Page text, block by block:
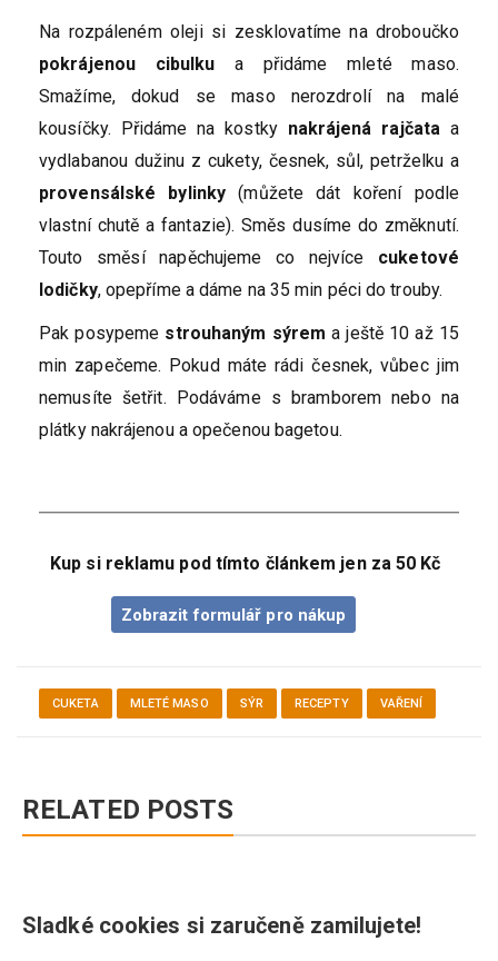
Na rozpáleném oleji si zesklovatíme na droboučko
pokrájenou cibulku a přidáme mleté maso.
Smažíme, dokud se maso nerozdrolí na malé
kousíčky. Přidáme na kostky nakrájená rajčata a
vydlabanou dužinu z cukety, česnek, sůl, petrželku a
provensálské bylinky (můžete dát koření podle
vlastní chutě a fantazie). Směs dusíme do změknutí.
Touto směsí napěchujeme co nejvíce cuketové
lodičky, opepříme a dáme na 35 min péci do trouby.
Pak posypeme strouhaným sýrem a ještě 10 až 15
min zapečeme. Pokud máte rádi česnek, vůbec jim
nemusíte šetřit. Podáváme s bramborem nebo na
plátky nakrájenou a opečenou bagetou.
Kup si reklamu pod tímto článkem jen za 50 Kč
Zobrazit formulář pro nákup
CUKETA MLETÉ MASO SÝR RECEPTY VAŘENÍ
RELATED POSTS
Sladké cookies si zaručeně zamilujete!